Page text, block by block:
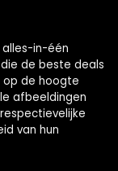
in-één
de beste deals
op de hoogte
afbeeldingen
van hun